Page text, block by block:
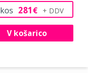
kos 281€
V košarico